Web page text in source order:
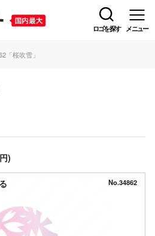
ロゴを探す メニュー
「桜吹雪」
)
No.34862